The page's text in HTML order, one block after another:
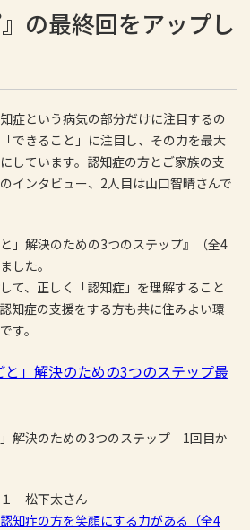
の最終回をアップし
症という病気の部分だけに注目するの
できること」に注目し、その力を最大
しています。認知症の方とご家族の支
インタビュー、2人目は山口智晴さんで
」解決のための3つのステップ』（全4
した。
て、正しく「認知症」を理解すること
知症の支援をする方も共に住みよい環
す。
」解決のための3つのステップ最
解決のための3つのステップ 1回目か
１ 松下太さん
知症の方を笑顔にする力がある（全4